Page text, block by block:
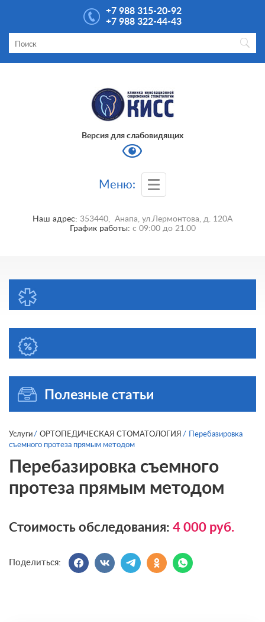
+7 988 315-20-92
+7 988 322-44-43
Версия для слабовидящих
Меню:
Наш адрес: 353440, Анапа, ул.Лермонтова, д. 120А
График работы: с 09:00до 21.00
Полезные статьи
Услуги ОРТОПЕДИЧЕСКАЯ СТОМАТОЛОГИЯ
Перебазировка
съемного протеза прямым методом
Перебазировка съемного
протеза прямым методом
Стоимость обследования: 4 000 руб.
Поделиться: